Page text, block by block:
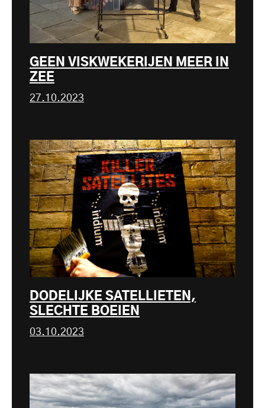
GEEN VISKWEKERIJEN MEER IN
ZEE
27.10.2023
DODELIJKE SATELLIETEN,
SLECHTE BOEIEN
03.10.2023